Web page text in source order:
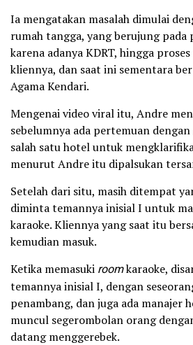
Ia mengatakan masalah dimulai
rumah tangga, yang berujung
karena adanya KDRT, hingga
kliennya, dan saat ini sementara
Agama Kendari.
Mengenai video viral itu, Andre
sebelumnya ada pertemuan
salah satu hotel untuk
menurut Andre itu dipalsukan
Setelah dari situ, masih ditempat
diminta temannya inisial I untuk
karaoke. Kliennya yang saat itu
kemudian masuk.
Ketika memasuki roomkaraoke,
temannya inisial I, dengan
penambang, dan juga ada manajer
muncul segerombolan orang
datang menggerebek.